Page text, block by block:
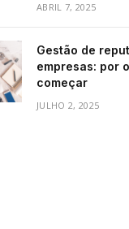
ABRIL 7, 2025
Gestão de
empresas: por
começar
JULHO 2, 2025